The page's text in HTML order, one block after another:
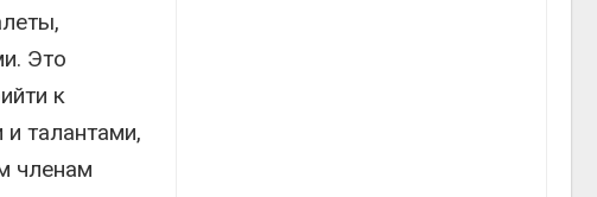
Это
к
талантами,
членам